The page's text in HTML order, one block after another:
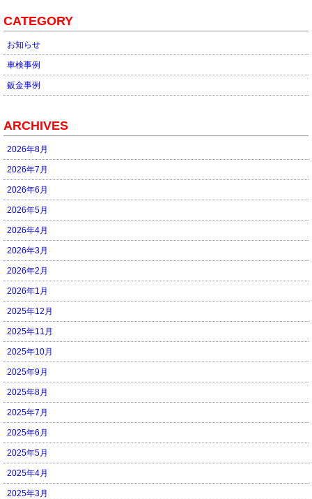
CATEGORY
お知らせ
車検事例
鈑金事例
ARCHIVES
2026年8月
2026年7月
2026年6月
2026年5月
2026年4月
2026年3月
2026年2月
2026年1月
2025年12月
2025年11月
2025年10月
2025年9月
2025年8月
2025年7月
2025年6月
2025年5月
2025年4月
2025年3月